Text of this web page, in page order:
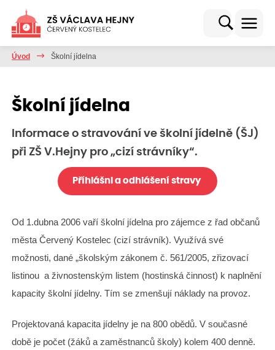
Úvod Školní jídelna
Školní jídelna
Informace o stravování ve školní jídelně (ŠJ)
při ZŠ V.Hejny pro „cizí strávníky“.
Příhlášni a odhlášení stravy
Od 1.dubna 2006 vaří školní jídelna pro zájemce z řad občanů
města Červený Kostelec (cizí strávník). Využívá své
možnosti, dané „školským zákonem č. 561/2005, zřizovací
listinou a živnostenským listem (hostinská činnost) k naplnění
kapacity školní jídelny. Tím se zmenšují náklady na provoz.
Projektovaná kapacita jídelny je na 800 obědů. V současné
době je počet (žáků a zaměstnanců školy) kolem 400 denně.